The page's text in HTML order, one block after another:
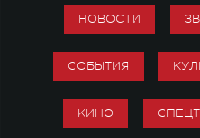
НОВОСТИ
СОБЫТИЯ
КИНО